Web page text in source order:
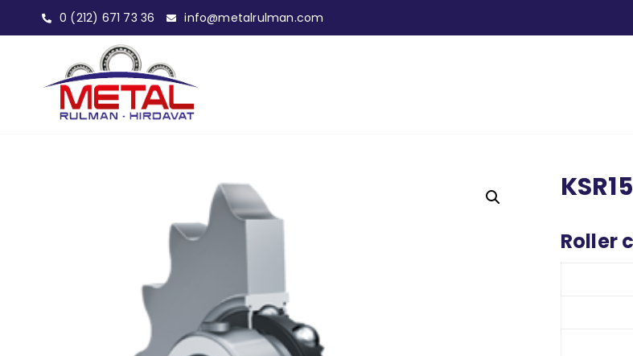
0 (212) 671 73 36 info@metalrulman.com
Roller